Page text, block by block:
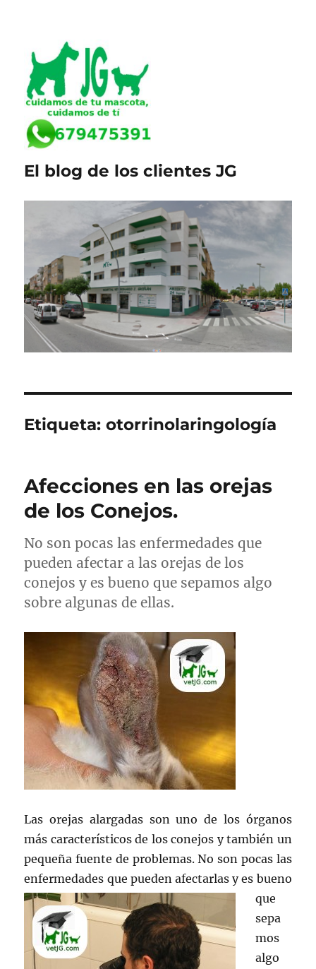
El blog de los clientes JG
Etiqueta:otorrinolaringología
Afecciones en las orejas
de los Conejos.
No son pocas las enfermedades que
pueden afectar a las orejas de los
conejos y es bueno que sepamos algo
sobre algunas de ellas.
Las orejas alargadas son uno de los órganos
más característicos de los conejos y también un
pequeña fuente de problemas. No son pocas las
enfermedades que pueden afectarlas y es bueno
que
sepa
mos
algo